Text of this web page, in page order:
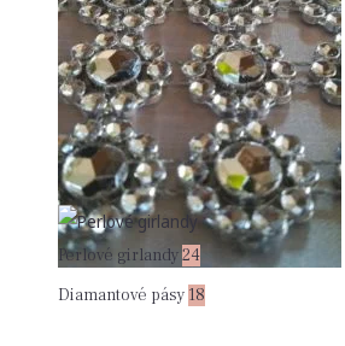
Diamantové pásy 18
Perlové girlandy24